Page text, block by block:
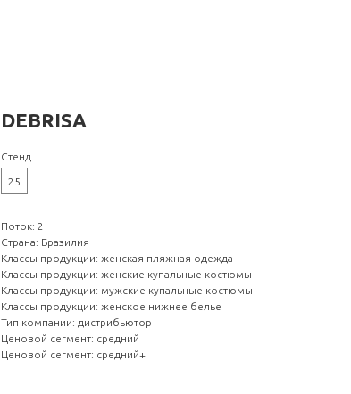
DEBRISA
Стенд
25
Поток: 2
Страна: Бразилия
Классы продукции: женская пляжная одежда
Классы продукции: женские купальные костюмы
Классы продукции: мужские купальные костюмы
Классы продукции: женское нижнее белье
Тип компании: дистрибьютор
Ценовой сегмент: средний
Ценовой сегмент: средний+